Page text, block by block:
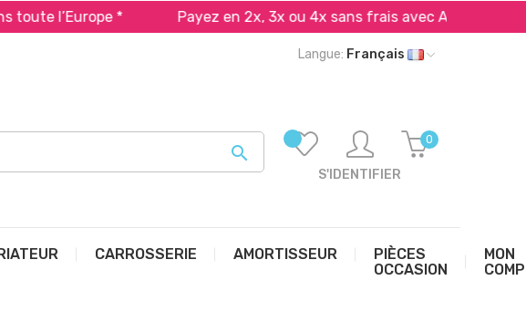
l’Europe * Payez en 2x, 3x ou 4x sans frais avec Alma et PayPal*
Langue: Français

S'IDENTIFIER
0
CARROSSERIE AMORTISSEUR
PIÈCES
OCCASION
MON